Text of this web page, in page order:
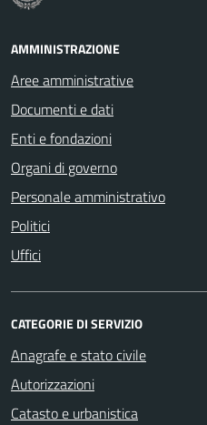
AMMINISTRAZIONE
Aree amministrative
Documenti e dati
Enti e fondazioni
Organi di governo
Personale amministrativo
Politici
Uffici
CATEGORIE DI SERVIZIO
Anagrafe e stato civile
Autorizzazioni
Catasto e urbanistica